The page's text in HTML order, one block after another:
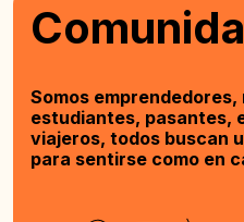
Somos
estudiantes, pasantes,
viajeros, todos buscan
para sentirse como en